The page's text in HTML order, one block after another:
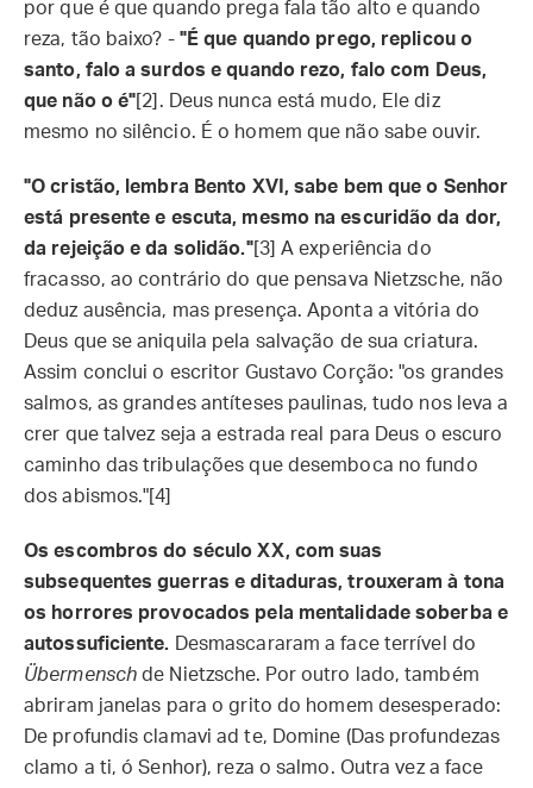
por que é que quando prega fala tão alto e quando
reza, tão baixo? - "É que quando prego, replicou o
santo, falo a surdos e quando rezo, falo com Deus,
que não o é" [2]. Deus nunca está mudo, Ele diz
mesmo no silêncio. É o homem que não sabe ouvir.
"O cristão, lembra Bento XVI, sabe bem que o Senhor
está presente e escuta, mesmo na escuridão da dor,
da rejeição e da solidão."[3] A experiência do
fracasso, ao contrário do que pensava Nietzsche, não
deduz ausência, mas presença. Aponta a vitória do
Deus que se aniquila pela salvação de sua criatura.
Assim conclui o escritor Gustavo Corção: "os grandes
salmos, as grandes antíteses paulinas, tudo nos leva a
crer que talvez seja a estrada real para Deus o escuro
caminho das tribulações que desemboca no fundo
dos abismos."[4]
Os escombros do século XX, com suas
subsequentes guerras e ditaduras, trouxeram à tona
os horrores provocados pela mentalidade soberba e
autossuficiente. Desmascararam a face terrível do
Übermensch de Nietzsche. Por outro lado, também
abriram janelas para o grito do homem desesperado:
De profundis clamavi ad te, Domine (Das profundezas
clamo a ti, ó Senhor), reza o salmo. Outra vez a face